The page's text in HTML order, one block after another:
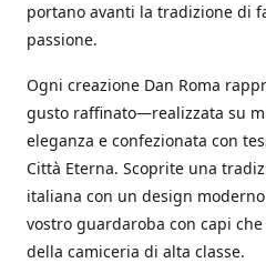
portano avanti la tradizione di
passione.
Ogni creazione Dan Roma
gusto raffinato—realizzata su
eleganza e confezionata con
Città Eterna. Scoprite una
italiana con un design
vostro guardaroba con capi
della camiceria di alta classe.